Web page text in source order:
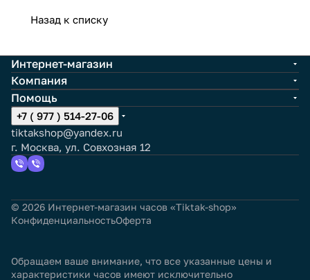
Назад к списку
Интернет-магазин
Компания
Помощь
+7 ( 977 ) 514-27-06
tiktakshop@yandex.ru
г. Москва, ул. Совхозная 12
© 2026 Интернет-магазин часов «Tiktak-shop»
КонфиденциальностьОферта
Обращаем ваше внимание, что все указанные цены и
характеристики часов имеют исключительно